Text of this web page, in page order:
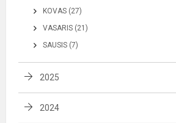
KOVAS (27)
VASARIS (21)
SAUSIS (7)
2025
2024